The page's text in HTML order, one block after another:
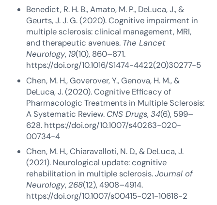
Benedict, R. H. B., Amato, M. P., DeLuca, J., &
Geurts, J. J. G. (2020). Cognitive impairment in
multiple sclerosis: clinical management, MRI,
and therapeutic avenues. The Lancet
Neurology, 19(10), 860–871.
https://doi.org/10.1016/S1474-4422(20)30277-5
Chen, M. H., Goverover, Y., Genova, H. M., &
DeLuca, J. (2020). Cognitive Efficacy of
Pharmacologic Treatments in Multiple Sclerosis:
A Systematic Review. CNS Drugs,34(6), 599–
628. https://doi.org/10.1007/s40263-020-
00734-4
Chen, M. H., Chiaravalloti, N. D., & DeLuca, J.
(2021). Neurological update: cognitive
rehabilitation in multiple sclerosis.Journal of
Neurology,268(12), 4908–4914.
https://doi.org/10.1007/s00415-021-10618-2